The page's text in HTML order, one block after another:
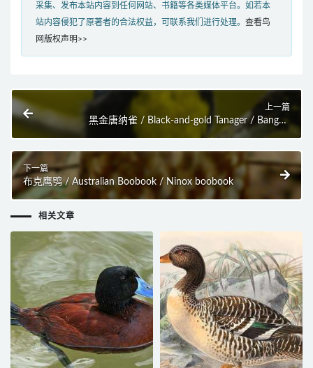
采集、发布本站内容到任何网站、书籍等各类媒体平台。如若本
站内容侵犯了原著者的合法权益，可联系我们进行处理。 查看鸟
网版权声明>>
上一篇
黑金唐纳雀 / Black-and-gold Tanager / Bangsia
melanochlamys
下一篇
布克鹰鸮 / Australian Boobook / Ninox boobook
相关文章